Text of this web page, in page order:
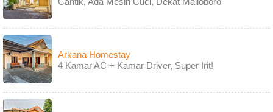
Arkana Homestay
4 Kamar AC + Kamar Driver, Super Irit!